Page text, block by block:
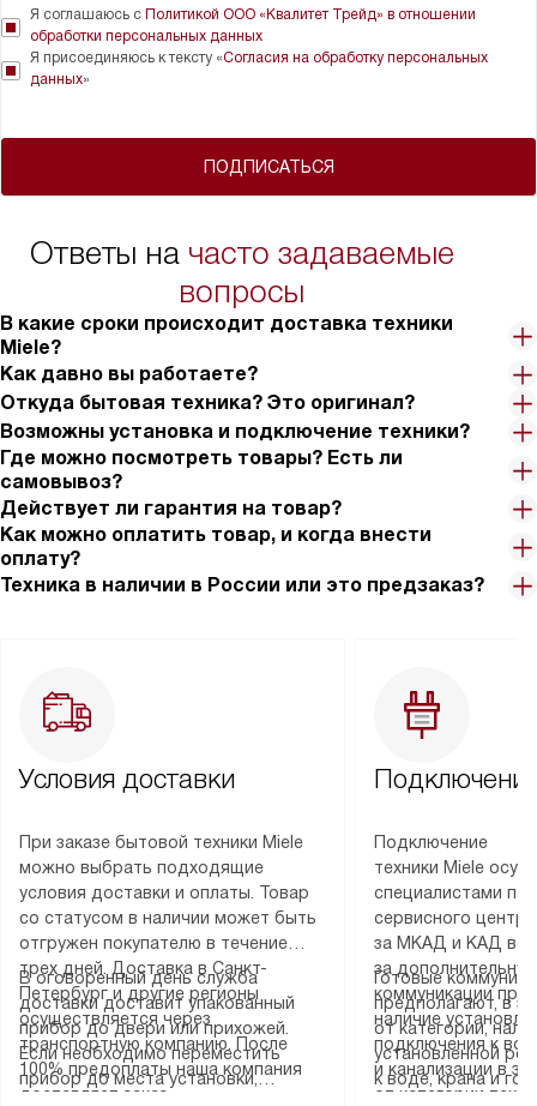
ПОДПИСАТЬСЯ
Я соглашаюсь с Политикой ООО «Квалитет Трейд» в отношении
обработки персональных данных
Я присоединяюсь к тексту «Согласия на обработку персональных
данных»
Ответы на часто задаваемые
вопросы
В какие сроки происходит доставка техники
Miele?
Как давно вы работаете?
Откуда бытовая техника? Это оригинал?
Возможны установка и подключение техники?
Где можно посмотреть товары? Есть ли
самовывоз?
Действует ли гарантия на товар?
Как можно оплатить товар, и когда внести
оплату?
Техника в наличии в России или это предзаказ?
Условия доставки
При заказе бытовой техники Miele
можно выбрать подходящие
условия доставки и оплаты. Товар
со статусом в наличии может быть
отгружен покупателю в течение
трех дней. Доставка в Санкт-
Петербург и другие регионы
осуществляется через
транспортную компанию. После
100% предоплаты наша компания
доставляет заказ
В оговоренный день служба
доставки доставит упакованный
прибор до двери или прихожей.
Если необходимо переместить
прибор до места установки,
Подключение
техники Miele
специалистами
сервисного
за МКАД и КАД
за
коммуникации
наличие
подключения к
и канализации в
от категории
Готовые
предполагают, в
от категории,
установленной
к воде, крана и